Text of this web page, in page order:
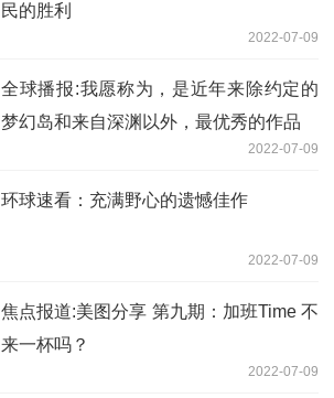
民的胜利
2022-07-09
全球播报:我愿称为，是近年来除约定的
梦幻岛和来自深渊以外，最优秀的作品
2022-07-09
环球速看：充满野心的遗憾佳作
2022-07-09
焦点报道:美图分享 第九期：加班Time 不
来一杯吗？
2022-07-09